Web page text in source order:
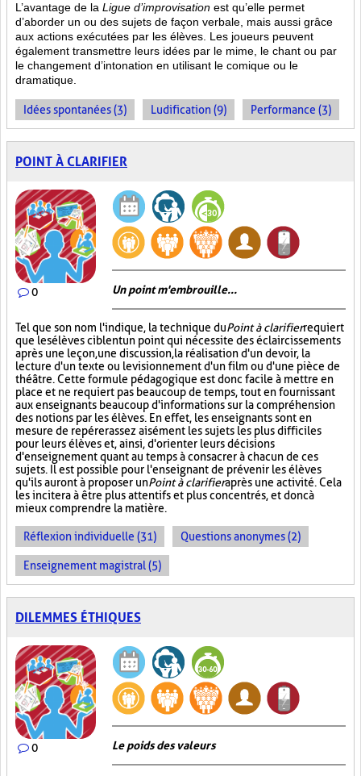
L’avantage de la Ligue d’improvisation est qu’elle permet
d’aborder un ou des sujets de façon verbale, mais aussi grâce
aux actions exécutées par les élèves. Les joueurs peuvent
également transmettre leurs idées par le mime, le chant ou par
le changement d’intonation en utilisant le comique ou le
dramatique.
Idées spontanées (3) Ludification (9) Performance (3)
POINT À CLARIFIER
0 Un point m'embrouille...
Tel que son nom l'indique, la technique duPoint à clarifierrequiert
que les élèves ciblent un point qui nécessite des éclaircissements
après une leçon, une discussion, la réalisation d'un devoir, la
lecture d'un texte ou le visionnement d'un film ou d'une pièce de
théâtre. Cette formule pédagogique est donc facile à mettre en
place et ne requiert pas beaucoup de temps, tout en fournissant
aux enseignants beaucoup d'informations sur la compréhension
des notions par les élèves. En effet, les enseignants sont en
mesure de repérer assez aisément les sujets les plus difficiles
pour leurs élèves et, ainsi, d'orienter leurs décisions
d'enseignement quant au temps à consacrer à chacun de ces
sujets. Il est possible pour l'enseignant de prévenir les élèves
qu'ils auront à proposer unPoint à clarifieraprès une activité. Cela
les incitera à être plus attentifs et plus concentrés, et donc à
mieux comprendre la matière.
Réflexion individuelle (31) Questions anonymes (2)
Enseignement magistral (5)
DILEMMES ÉTHIQUES
0 Le poids des valeurs